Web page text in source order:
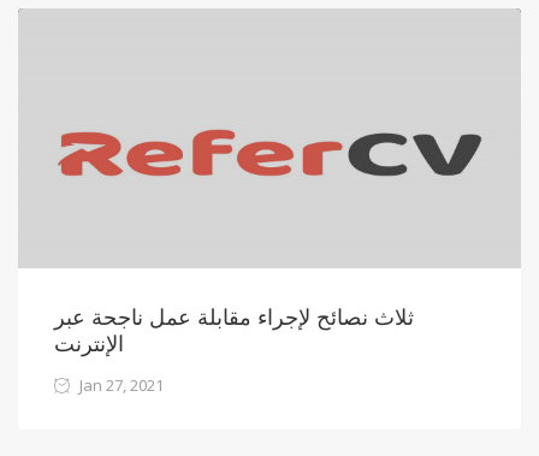
ثلاث نصائح لإجراء مقابلة عمل ناجحة عبر
الإنترنت
Jan 27, 2021